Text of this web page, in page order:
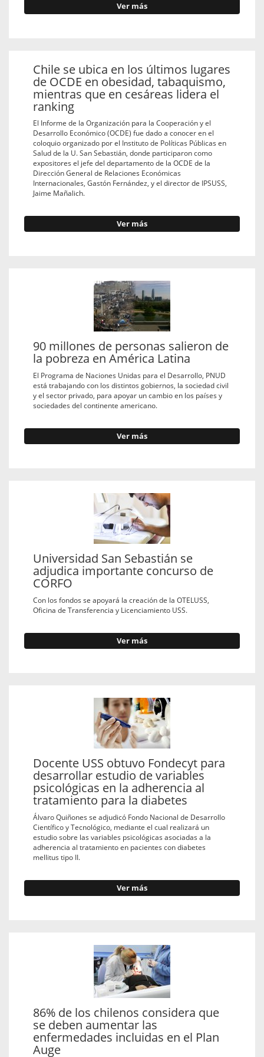
Ver más
Chile se ubica en los últimos lugares
de OCDE en obesidad, tabaquismo,
mientras que en cesáreas lidera el
ranking
El Informe de la Organización para la Cooperación y el
Desarrollo Económico (OCDE) fue dado a conocer en el
coloquio organizado por el Instituto de Políticas Públicas en
Salud de la U. San Sebastián, donde participaron como
expositores el jefe del departamento de la OCDE de la
Dirección General de Relaciones Económicas
Internacionales, Gastón Fernández, y el director de IPSUSS,
Jaime Mañalich.
Ver más
90 millones de personas salieron de
la pobreza en América Latina
El Programa de Naciones Unidas para el Desarrollo, PNUD
está trabajando con los distintos gobiernos, la sociedad civil
y el sector privado, para apoyar un cambio en los países y
sociedades del continente americano.
Ver más
Universidad San Sebastián se
adjudica importante concurso de
CORFO
Con los fondos se apoyará la creación de la OTELUSS,
Oficina de Transferencia y Licenciamiento USS.
Ver más
Docente USS obtuvo Fondecyt para
desarrollar estudio de variables
psicológicas en la adherencia al
tratamiento para la diabetes
Álvaro Quiñones se adjudicó Fondo Nacional de Desarrollo
Científico y Tecnológico, mediante el cual realizará un
estudio sobre las variables psicológicas asociadas a la
adherencia al tratamiento en pacientes con diabetes
mellitus tipo II.
Ver más
86% de los chilenos considera que
se deben aumentar las
enfermedades incluidas en el Plan
Auge